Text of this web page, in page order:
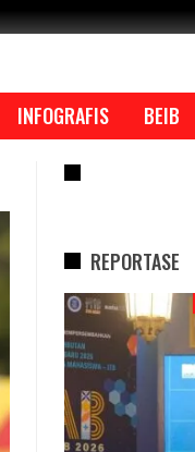
INFOGRAFIS BEIB
REPORTASE